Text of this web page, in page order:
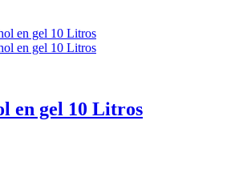
en gel 10 Litros